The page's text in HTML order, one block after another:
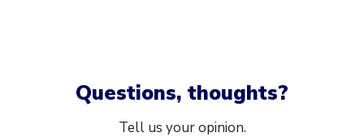
Questions, thoughts?
Tell us your opinion.